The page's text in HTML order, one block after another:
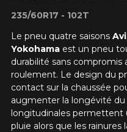
235/60R17 - 102T
Le pneu quatre saisons
Yokohama est un pneu
durabilité sans compromis
roulement. Le design du
contact sur la chaussée
augmenter la longévité du
longitudinales permettent
pluie alors que les rainures